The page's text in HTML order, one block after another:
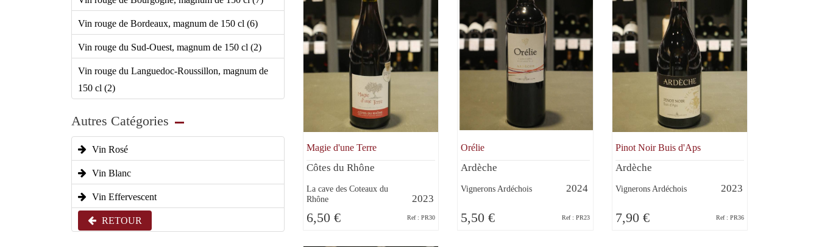
Vin rouge de Bordeaux, magnum de 150 cl (6)
Vin rouge du Sud-Ouest, magnum de 150 cl (2)
Vin rouge du Languedoc-Roussillon, magnum de
150 cl (2)
Autres Catégories
Vin Rosé
Vin Blanc
Vin Effervescent
RETOUR
Magie d'une Terre
Côtes du Rhône
La cave des Coteaux du
Rhône
2023
6,50 € Ref : PR30
Orélie
Ardèche
Vignerons Ardéchois 2024
5,50 € Ref : PR23
Pinot Noir Buis d'Aps
Ardèche
Vignerons Ardéchois 2023
7,90 € Ref : PR36